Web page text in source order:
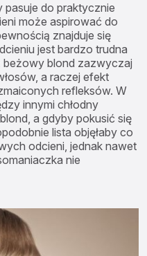
pasuje do praktycznie
może aspirować do
znajduje się
jest bardzo trudna
blond zazwyczaj
a raczej efekt
refleksów. W
innymi chłodny
a gdyby pokusić się
lista objęłaby co
odcieni, jednak nawet
nie